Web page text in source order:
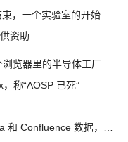
，一个实验室的开始
资助
览器里的半导体工厂
称“AOSP 已死”